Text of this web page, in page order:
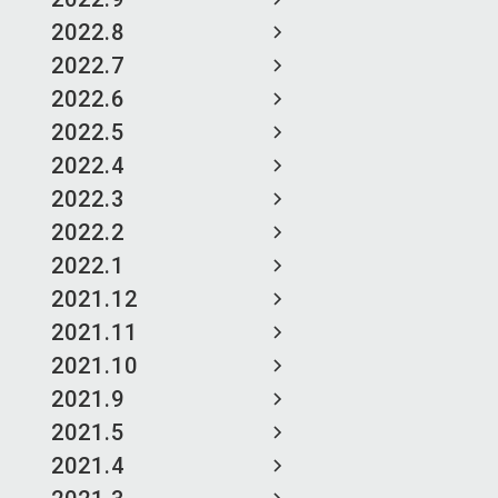
2022.8
2022.7
2022.6
2022.5
2022.4
2022.3
2022.2
2022.1
2021.12
2021.11
2021.10
2021.9
2021.5
2021.4